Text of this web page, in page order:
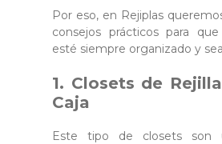
Por eso, en Rejiplas
consejos prácticos para
esté siempre organizado y
1. Closets de
Caja
Este tipo de closets son